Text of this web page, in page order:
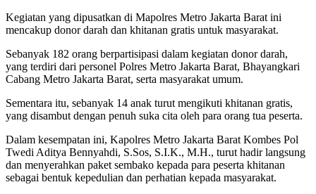
Kegiatan yang dipusatkan di Mapolres Metro Jakarta Barat ini
mencakup donor darah dan khitanan gratis untuk masyarakat.
Sebanyak 182 orang berpartisipasi dalam kegiatan donor darah,
yang terdiri dari personel Polres Metro Jakarta Barat, Bhayangkari
Cabang Metro Jakarta Barat, serta masyarakat umum.
Sementara itu, sebanyak 14 anak turut mengikuti khitanan gratis,
yang disambut dengan penuh suka cita oleh para orang tua peserta.
Dalam kesempatan ini, Kapolres Metro Jakarta Barat Kombes Pol
Twedi Aditya Bennyahdi, S.Sos, S.I.K., M.H., turut hadir langsung
dan menyerahkan paket sembako kepada para peserta khitanan
sebagai bentuk kepedulian dan perhatian kepada masyarakat.